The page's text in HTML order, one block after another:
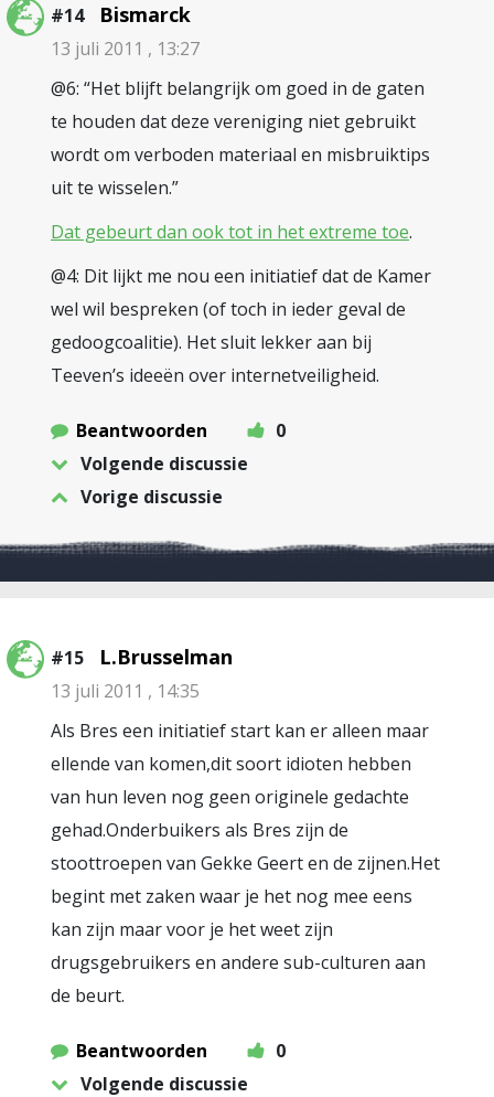
#14 Bismarck
13 juli 2011 , 13:27
@6: “Het blijft belangrijk om goed in de gaten
te houden dat deze vereniging niet gebruikt
wordt om verboden materiaal en misbruiktips
uit te wisselen.”
Dat gebeurt dan ook tot in het extreme toe.
@4: Dit lijkt me nou een initiatief dat de Kamer
wel wil bespreken (of toch in ieder geval de
gedoogcoalitie). Het sluit lekker aan bij
Teeven’s ideeën over internetveiligheid.
Beantwoorden
0
Volgende discussie
Vorige discussie
#15 L.Brusselman
13 juli 2011 , 14:35
Als Bres een initiatief start kan er alleen maar
ellende van komen,dit soort idioten hebben
van hun leven nog geen originele gedachte
gehad.Onderbuikers als Bres zijn de
stoottroepen van Gekke Geert en de zijnen.Het
begint met zaken waar je het nog mee eens
kan zijn maar voor je het weet zijn
drugsgebruikers en andere sub-culturen aan
de beurt.
Beantwoorden
0
Volgende discussie